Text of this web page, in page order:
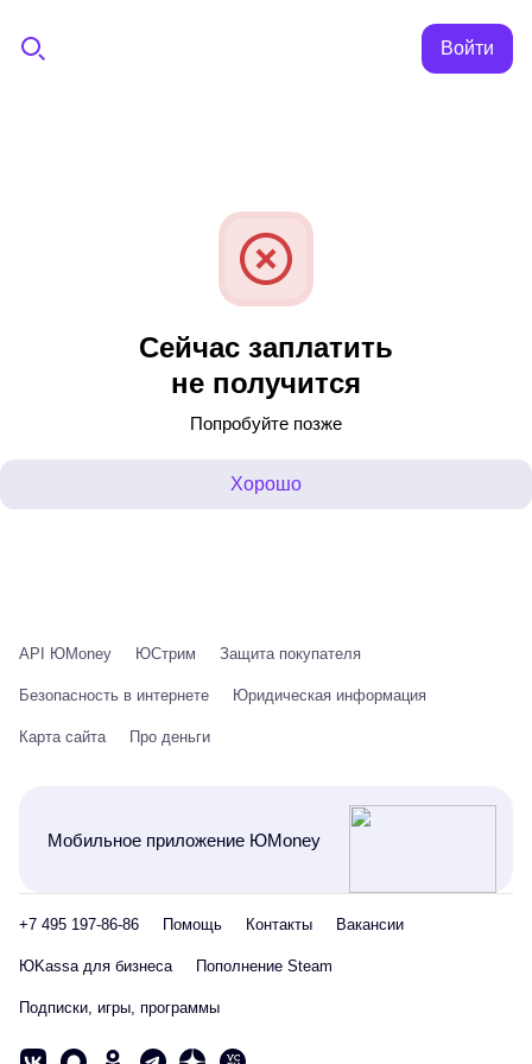
Войти
Сейчас заплатить
не получится
Попробуйте позже
Хорошо
API ЮMoney ЮСтрим Защита покупателя
Безопасность в интернете Юридическая информация
Карта сайта Про деньги
Мобильное приложение ЮMoney
+7 495 197-86-86 Помощь Контакты Вакансии
ЮKassa для бизнеса Пополнение Steam
Подписки, игры, программы